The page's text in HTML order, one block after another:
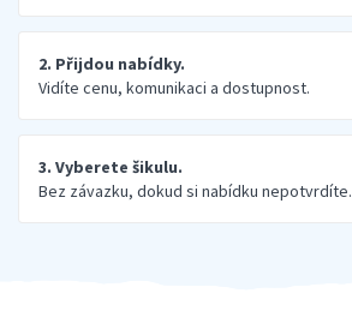
2. Přijdou nabídky.
Vidíte cenu, komunikaci a dostupnost.
3. Vyberete šikulu.
Bez závazku, dokud si nabídku nepotvrdíte.